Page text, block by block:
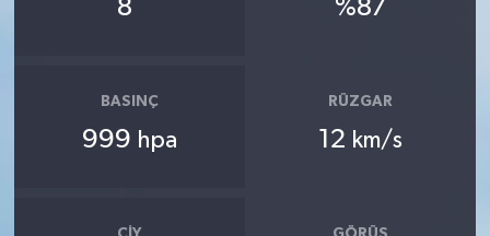
8 %87
BASINÇ
999 hpa
RÜZGAR
12 km/s